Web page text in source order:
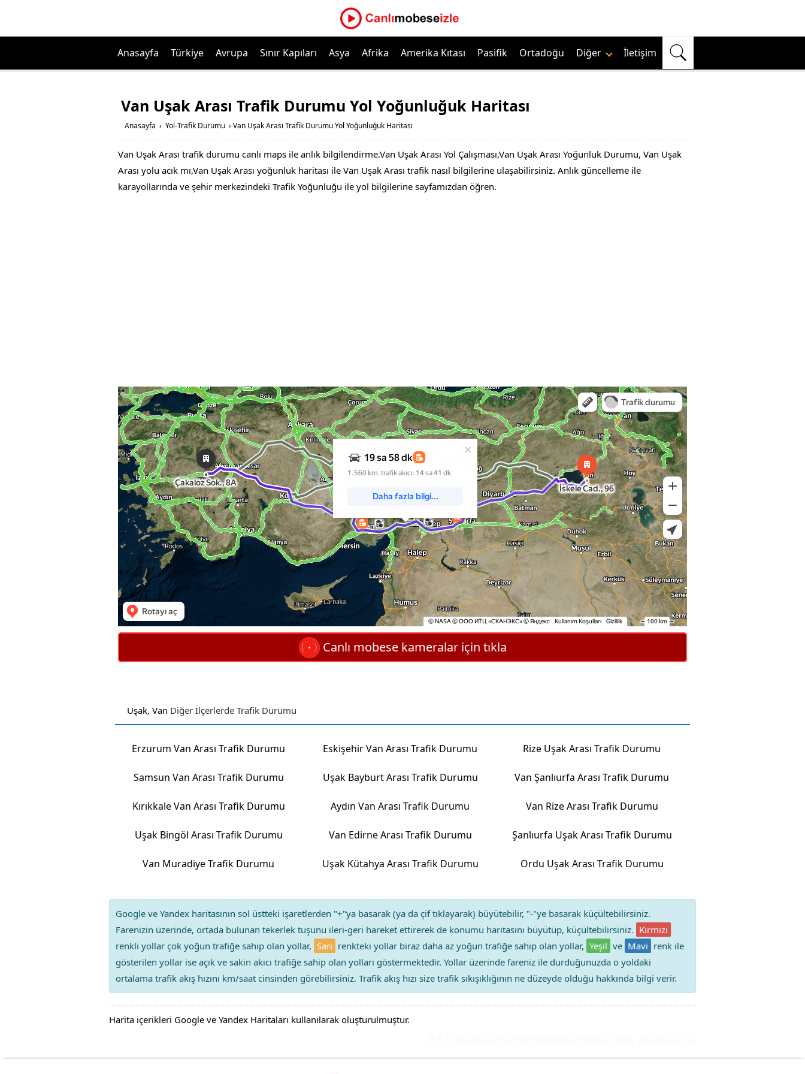
Anasayfa Türkiye Avrupa Sınır Kapıları Asya Afrika Amerika Kıtası Pasifik Ortadoğu Diğer İletişim
Van Uşak Arası Trafik Durumu Yol Yoğunluğuk Haritası
Anasayfa › Yol-Trafik Durumu › Van Uşak Arası Trafik Durumu Yol Yoğunluğuk Haritası
Van Uşak Arası trafik durumu canlı maps ile anlık bilgilendirme.Van Uşak Arası Yol Çalışması,Van Uşak Arası Yoğunluk Durumu, Van Uşak
Arası yolu acık mı,Van Uşak Arası yoğunluk haritası ile Van Uşak Arası trafik nasıl bilgilerine ulaşabilirsiniz. Anlık güncelleme ile
karayollarında ve şehir merkezindeki Trafik Yoğunluğu ile yol bilgilerine sayfamızdan öğren.
Canlı mobese kameralar için tıkla
Uşak, Van Diğer İlçerlerde Trafik Durumu
Erzurum Van Arası Trafik Durumu Eskişehir Van Arası Trafik Durumu Rize Uşak Arası Trafik Durumu
Samsun Van Arası Trafik Durumu Uşak Bayburt Arası Trafik Durumu Van Şanlıurfa Arası Trafik Durumu
Kırıkkale Van Arası Trafik Durumu Aydın Van Arası Trafik Durumu Van Rize Arası Trafik Durumu
Uşak Bingöl Arası Trafik Durumu Van Edirne Arası Trafik Durumu Şanlıurfa Uşak Arası Trafik Durumu
Van Muradiye Trafik Durumu Uşak Kütahya Arası Trafik Durumu Ordu Uşak Arası Trafik Durumu
Google ve Yandex haritasının sol üstteki işaretlerden "+"ya basarak (ya da çif tıklayarak) büyütebilir, "-"ye basarak küçültebilirsiniz.
Farenizin üzerinde, ortada bulunan tekerlek tuşunu ileri-geri hareket ettirerek de konumu haritasını büyütüp, küçültebilirsiniz. Kırmızı
renkli yollar çok yoğun trafiğe sahip olan yollar, Sarı renkteki yollar biraz daha az yoğun trafiğe sahip olan yollar, Yeşil ve Mavi renk ile
gösterilen yollar ise açık ve sakin akıcı trafiğe sahip olan yolları göstermektedir. Yollar üzerinde fareniz ile durduğunuzda o yoldaki
ortalama trafik akış hızını km/saat cinsinden görebilirsiniz. Trafik akış hızı size trafik sıkışıklığının ne düzeyde olduğu hakkında bilgi verir.
Harita içerikleri Google ve Yandex Haritaları kullanılarak oluşturulmuştur.